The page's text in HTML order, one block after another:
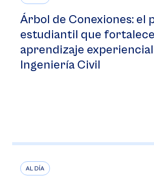
Árbol de Conexiones: el
estudiantil que
aprendizaje
Ingeniería Civil
AL DÍA